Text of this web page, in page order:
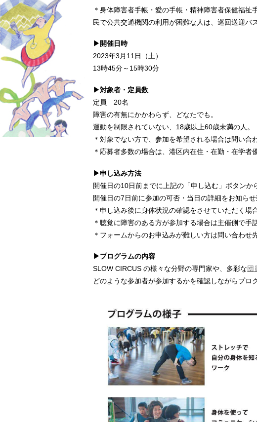
＊身体障害者手帳・愛の手帳・精神障害者保健福
民で公共交通機関の利用が困難な人は、巡回送迎バ
▶開催日時
2023年3月11日（土）
13時45分～15時30分
▶対象者・定員数
定員 20名
障害の有無にかかわらず、どなたでも。
運動を制限されていない、18歳以上60歳未満の人。
＊対象でない方で、参加を希望される場合は問い合
＊応募者多数の場合は、港区内在住・在勤・在学者
▶申し込み方法
開催日の10日前までに上記の「申し込む」ボタンか
開催日の7日前に参加の可否・当日の詳細をお知らせ
＊申し込み後に身体状況の確認をさせていただく場
＊聴覚に障害のある方が参加する場合は主催側で手
＊フォームからのお申込みが難しい方は問い合わせ
▶プログラムの内容
SLOW CIRCUS の様々な分野の専門家や、多彩な団
どのような参加者が参加するかを確認しながらプロ